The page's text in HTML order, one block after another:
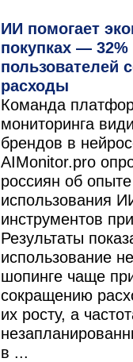
ИИ помогает
покупках — 32%
пользователей
расходы
Команда
мониторинга
брендов в
AIMonitor.pro
россиян об опыте
использования
инструментов
Результаты
использование
шопинге чаще
сокращению
их росту, а
в ...